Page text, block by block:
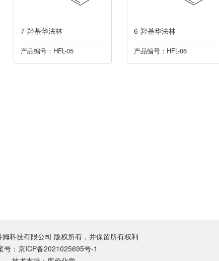
7-羟基华法林
产品编号：HFL-05
6-羟基华法林
产品编号：HFL-06
科技有限公司 版权所有，并保留所有权利
号：京ICP备2021025695号-1